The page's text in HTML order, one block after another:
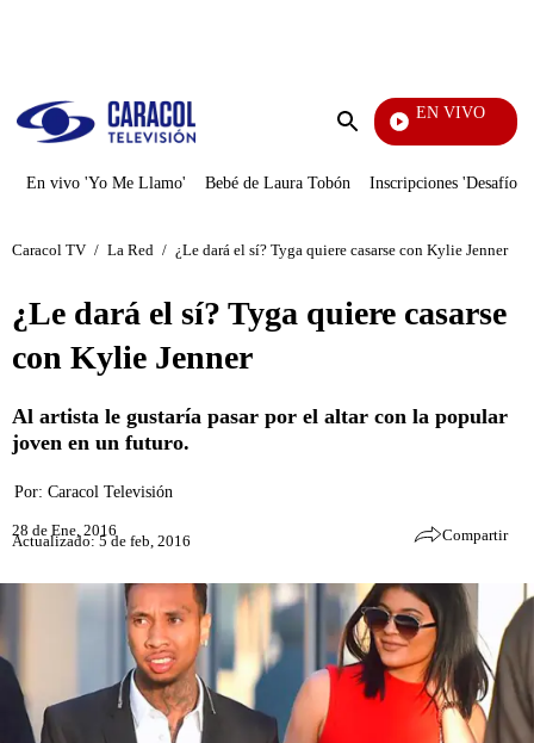
Enviar
EN VIVO
La
En vivo 'Yo Me Llamo' Bebé de Laura Tobón Inscripciones 'Desafío'
Caracol TV / La Red / ¿Le dará el sí? Tyga quiere casarse con Kylie Jenner
¿Le dará el sí? Tyga quiere casarse
con Kylie Jenner
Al artista le gustaría pasar por el altar con la popular
joven en un futuro.
Por: Caracol Televisión
28 de Ene, 2016
Actualizado: 5 de feb, 2016 Compartir